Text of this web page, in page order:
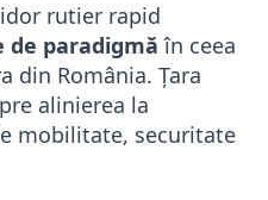
rutier rapid
de paradigmă în ceea
din România. Țara
alinierea la
mobilitate, securitate